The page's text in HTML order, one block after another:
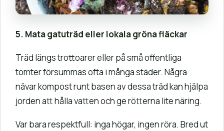
5. Mata gatuträd eller lokala gröna fläckar
Träd längs trottoarer eller på små offentliga
tomter försummas ofta i många städer. Några
nävar kompost runt basen av dessa träd kan hjälpa
jorden att hålla vatten och ge rötterna lite näring.
Var bara respektfull: inga högar, ingen röra. Bred ut